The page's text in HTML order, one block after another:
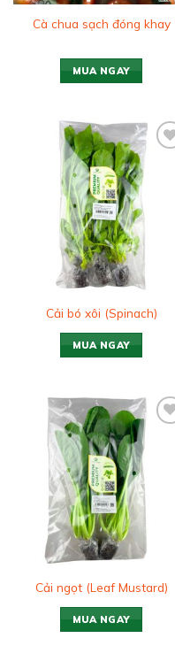
Cà chua sạch đóng khay
MUA NGAY
Cải bó xôi (Spinach)
MUA NGAY
wishlist
Cải ngọt (Leaf Mustard)
MUA NGAY